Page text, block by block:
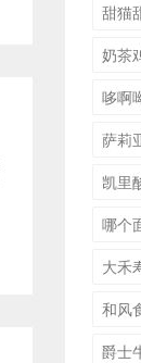
甜猫
奶茶
哆啊
萨莉
凯里
哪个
大禾
和风
爵士